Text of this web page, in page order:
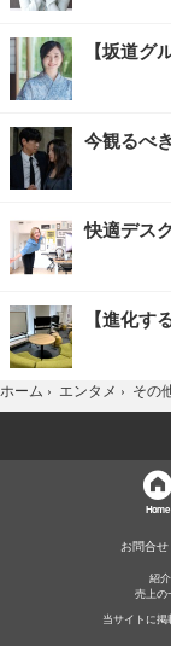
【坂道
今観るべ
快適デス
【進化す
ホーム › エンタメ › その
Home
お問合せ
紹
売上の
当サイトに掲